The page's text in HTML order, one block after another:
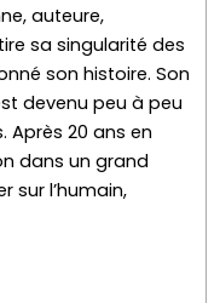
auteure,
sa singularité des
son histoire. Son
devenu peu à peu
Après 20 ans en
dans un grand
sur l’humain,